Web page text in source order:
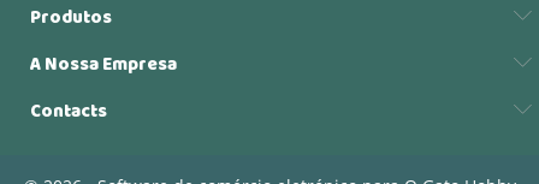
Produtos
A Nossa Empresa
Contacts